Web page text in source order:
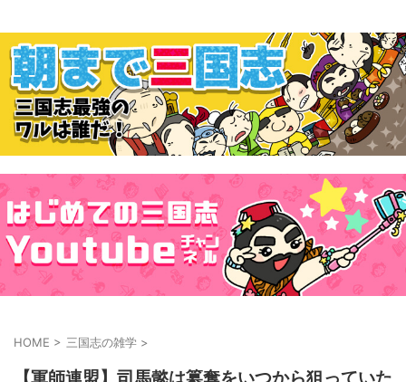
HOME > 三国志の雑学 >